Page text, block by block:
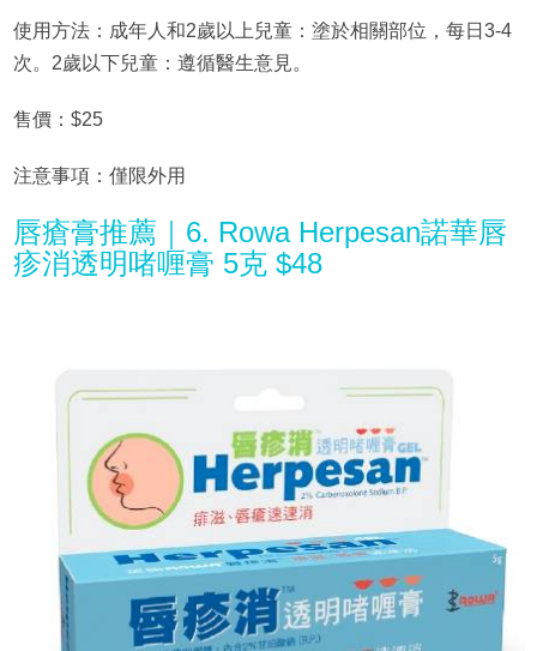
使用方法：成年人和2歲以上兒童：塗於相關部位，每日3-4
次。2歲以下兒童：遵循醫生意見。
售價：$25
注意事項：僅限外用
唇瘡膏推薦｜6. Rowa Herpesan諾華唇
疹消透明啫喱膏 5克 $48